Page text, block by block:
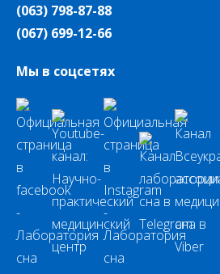
(063) 798-87-88
(067) 699-12-66
Мы в соцсетях